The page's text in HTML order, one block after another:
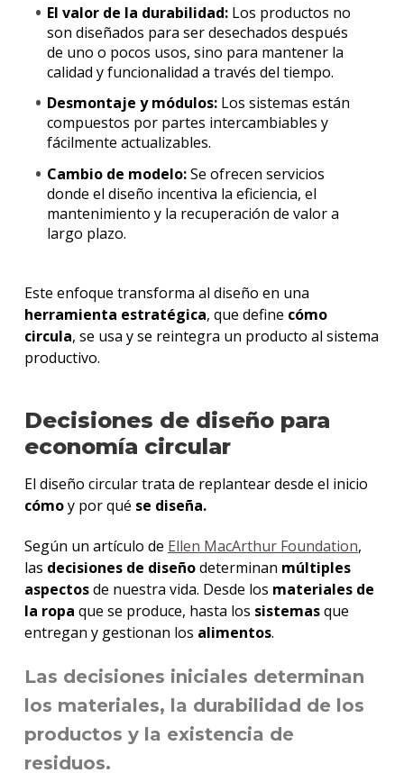
El valor de la durabilidad:Los productos no
son diseñados para ser desechados después
de uno o pocos usos, sino para mantener la
calidad y funcionalidad a través del tiempo.
Desmontaje y módulos:Los sistemas están
compuestos por partes intercambiables y
fácilmente actualizables.
Cambio de modelo:Se ofrecen servicios
donde el diseño incentiva la eficiencia, el
mantenimiento y la recuperación de valor a
largo plazo.
Este enfoque transforma al diseño en una
herramienta estratégica, que define cómo
circula, se usa y se reintegra un producto al sistema
productivo.
Decisiones de diseño para
economía circular
El diseño circular trata de replantear desde el inicio
cómoy por qué se diseña.
Según un artículo de Ellen MacArthur Foundation,
las decisiones de diseñodeterminan múltiples
aspectosde nuestra vida. Desde los materiales de
la ropa que se produce, hasta los sistemasque
entregan y gestionan los alimentos.
Las decisiones iniciales determinan
los materiales, la durabilidad de los
productos y la existencia de
residuos.